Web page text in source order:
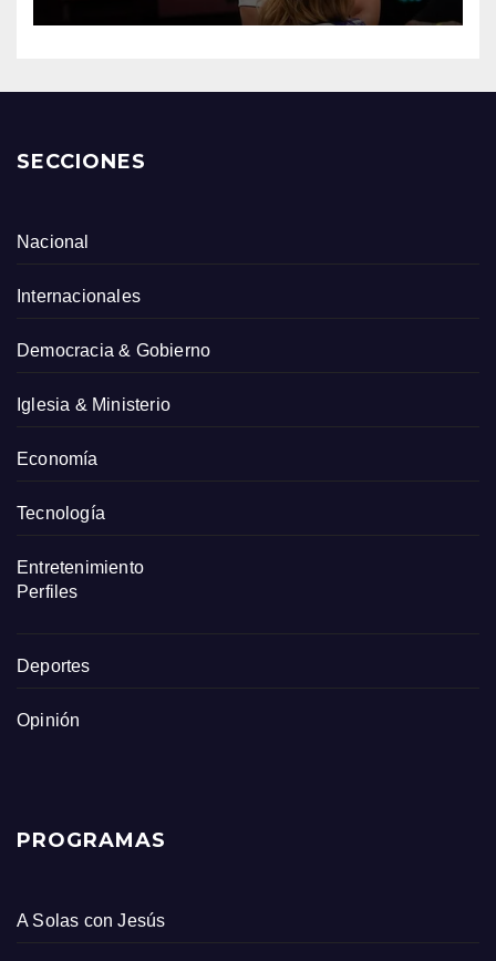
SECCIONES
Nacional
Internacionales
Democracia & Gobierno
Iglesia & Ministerio
Economía
Tecnología
Entretenimiento
Perfiles
Deportes
Opinión
PROGRAMAS
A Solas con Jesús